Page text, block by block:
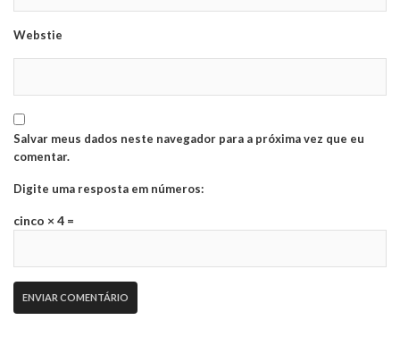
Webstie
Salvar meus dados neste navegador para a próxima vez que eu
comentar.
Digite uma resposta em números:
cinco × 4 =